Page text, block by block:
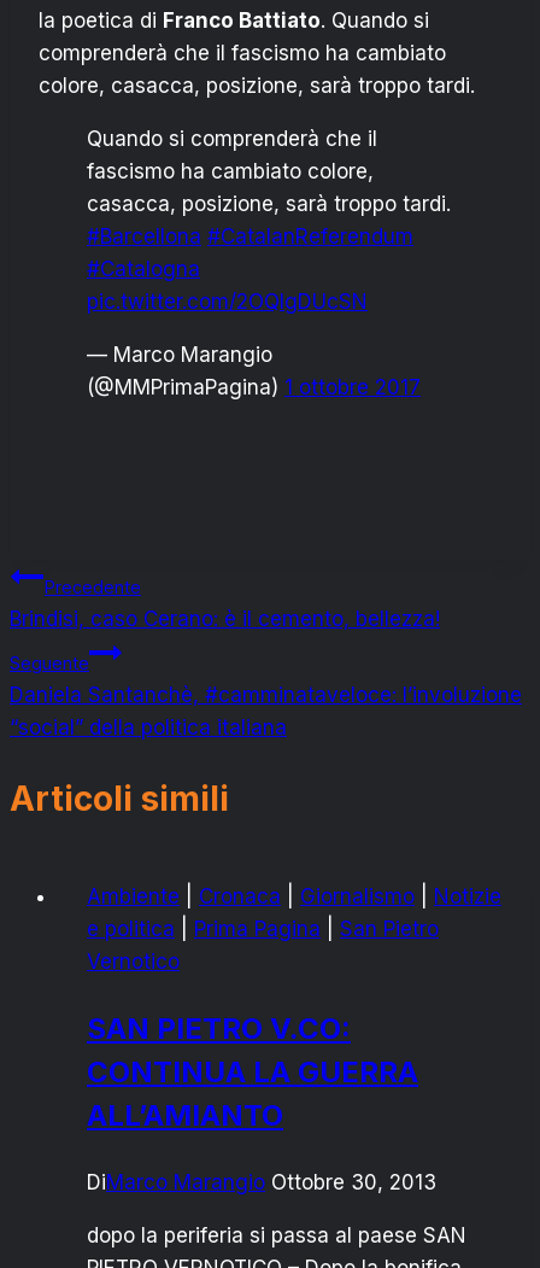
la poetica di Franco Battiato. Quando si
comprenderà che il fascismo ha cambiato
colore, casacca, posizione, sarà troppo tardi.
Quando si comprenderà che il
fascismo ha cambiato colore,
casacca, posizione, sarà troppo tardi.
#Barcellona #CatalanReferendum
#Catalogna
pic.twitter.com/2OQIgDUcSN
— Marco Marangio
(@MMPrimaPagina) 1 ottobre 2017
Navigazione
articoli
Precedente
Brindisi, caso Cerano: è il cemento, bellezza!
Seguente
Daniela Santanchè, #camminataveloce: l’involuzione
“social” della politica italiana
Articoli simili
Ambiente Cronaca Giornalismo
Notizie
e politica
Prima Pagina
San Pietro
Vernotico
SAN PIETRO V.CO:
CONTINUA LA GUERRA
ALL’AMIANTO
DiMarco Marangio Ottobre 30, 2013
dopo la periferia si passa al paese SAN